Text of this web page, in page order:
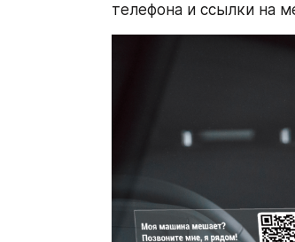
телефона и ссылки на